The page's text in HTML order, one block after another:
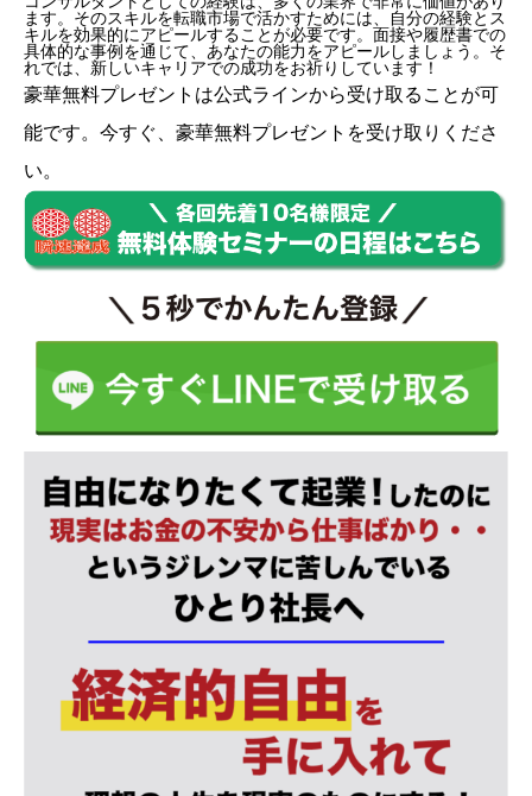
ます。そのスキルを転職市場で活かすためには、自分の経験とス
キルを効果的にアピールすることが必要です。面接や履歴書での
具体的な事例を通じて、あなたの能力をアピールしましょう。そ
れでは、新しいキャリアでの成功をお祈りしています！
豪華無料プレゼントは公式ラインから受け取ることが可
能です。今すぐ、豪華無料プレゼントを受け取りくださ
い。